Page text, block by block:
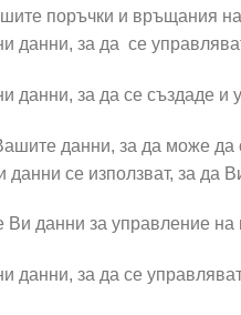
поръчки и връщания на
данни, за да се
данни, за да се създаде
данни, за да може да
се използват, за да
данни за управление на
данни, за да се